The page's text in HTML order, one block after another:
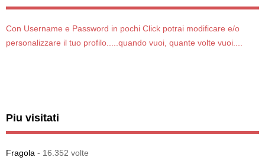
Con Username e Password in pochi Click potrai modificare e/o
personalizzare il tuo profilo.....quando vuoi, quante volte vuoi....
Piu visitati
Fragola - 16.352 volte